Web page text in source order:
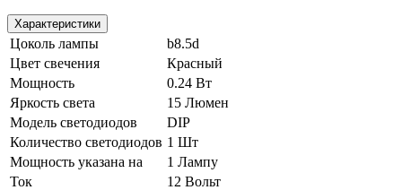
Характеристики
Цоколь лампы
b8.5d
Цвет свечения
Красный
Мощность
0.24 Вт
Яркость света
15 Люмен
Модель светодиодов
DIP
Количество светодиодов 1 Шт
Мощность указана на
1 Лампу
Ток
12 Вольт